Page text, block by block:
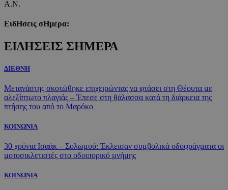
Α.Ν.
ΕιδΗσεις σΗμερα:
ΕΙΔΗΣΕΙΣ ΣΗΜΕΡΑ
ΔΙΕΘΝΗ
Μετανάστης σκοτώθηκε επιχειρώντας να φτάσει στη Θέουτα με
αλεξίπτωτο πλαγιάς – Έπεσε στη θάλασσα κατά τη διάρκεια της
πτήσης του από το Μαρόκο
ΚΟΙΝΩΝΙΑ
30 χρόνια Ισαάκ – Σολωμού: Έκλεισαν συμβολικά οδοφράγματα οι
μοτοσικλετιστές στο οδοιπορικό μνήμης
ΚΟΙΝΩΝΙΑ